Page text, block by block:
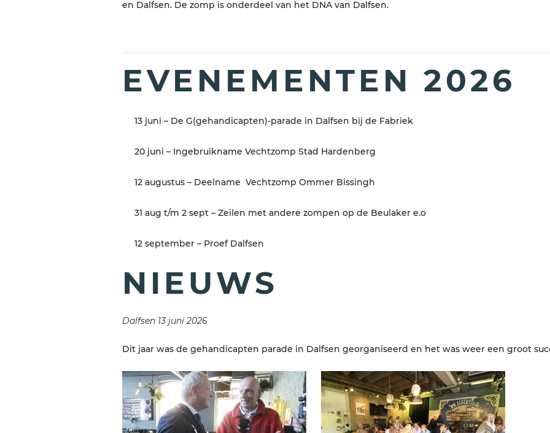
en Dalfsen. De zomp is onderdeel van het DNA van Dalfsen.
EVENEMENTEN 2026
13 juni – De G(gehandicapten)-parade in Dalfsen bij de Fabriek
20 juni – Ingebruikname Vechtzomp Stad Hardenberg
12 augustus – Deelname Vechtzomp Ommer Bissingh
31 aug t/m 2 sept – Zeilen met andere zompen op de Beulaker e.o
12 september – Proef Dalfsen
NIEUWS
Dalfsen 13 juni 2026
Dit jaar was de gehandicapten parade in Dalfsen georganiseerd en het was weer een groot